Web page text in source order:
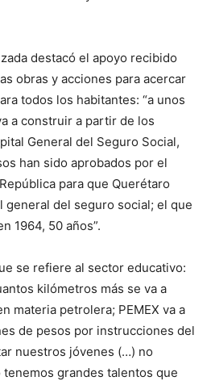
destacó el apoyo recibido
obras y acciones para acercar
todos los habitantes: “a unos
a construir a partir de los
General del Seguro Social,
han sido aprobados por el
para que Querétaro
general del seguro social; el que
1964, 50 años”.
se refiere al sector educativo:
kilómetros más se va a
materia petrolera; PEMEX va a
de pesos por instrucciones del
nuestros jóvenes (…) no
grandes talentos que